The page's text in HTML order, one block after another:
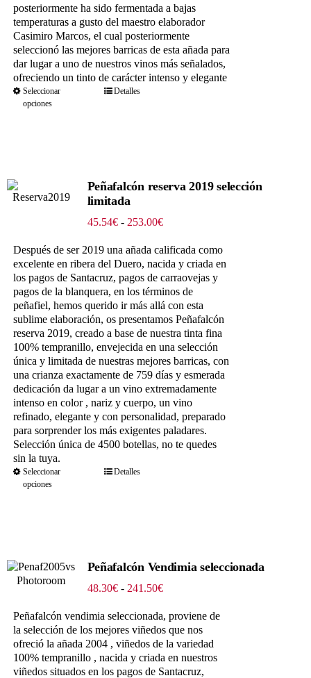
posteriormente ha sido fermentada a bajas
temperaturas a gusto del maestro elaborador
Casimiro Marcos, el cual posteriormente
seleccionó las mejores barricas de esta añada para
dar lugar a uno de nuestros vinos más señalados,
ofreciendo un tinto de carácter intenso y elegante
Seleccionar
opciones
Detalles
Peñafalcón reserva 2019 selección
limitada
45.54€ - 253.00€Rango
precios:
desde
45.54€
hasta
253.00€
Después de ser 2019 una añada calificada como
excelente en ribera del Duero, nacida y criada en
los pagos de Santacruz, pagos de carraovejas y
pagos de la blanquera, en los términos de
peñafiel, hemos querido ir más allá con esta
sublime elaboración, os presentamos Peñafalcón
reserva 2019, creado a base de nuestra tinta fina
100% tempranillo, envejecida en una selección
única y limitada de nuestras mejores barricas, con
una crianza exactamente de 759 días y esmerada
dedicación da lugar a un vino extremadamente
intenso en color , nariz y cuerpo, un vino
refinado, elegante y con personalidad, preparado
para sorprender los más exigentes paladares.
Selección única de 4500 botellas, no te quedes
sin la tuya.
Seleccionar
opciones
Detalles
Peñafalcón Vendimia seleccionada
48.30€ - 241.50€Rango
precios:
desde
48.30€
hasta
241.50€
Peñafalcón vendimia seleccionada, proviene de
la selección de los mejores viñedos que nos
ofreció la añada 2004 , viñedos de la variedad
100% tempranillo , nacida y criada en nuestros
viñedos situados en los pagos de Santacruz,